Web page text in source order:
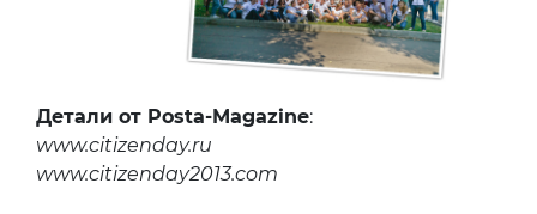
Детали от Posta-Magazine:
www.citizenday.ru
www.citizenday2013.com